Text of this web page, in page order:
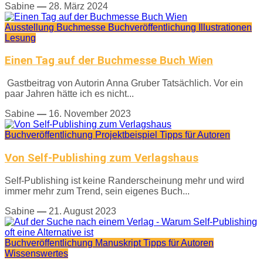
Sabine — 28. März 2024
Ausstellung Buchmesse Buchveröffentlichung
Illustrationen
Lesung
Einen Tag auf der Buchmesse Buch Wien
Gastbeitrag von Autorin Anna Gruber Tatsächlich. Vor ein
paar Jahren hätte ich es nicht...
Sabine — 16. November 2023
Buchveröffentlichung Projektbeispiel Tipps für Autoren
Von Self-Publishing zum Verlagshaus
Self-Publishing ist keine Randerscheinung mehr und wird
immer mehr zum Trend, sein eigenes Buch...
Sabine — 21. August 2023
Buchveröffentlichung ManuskriptTipps für Autoren
Wissenswertes